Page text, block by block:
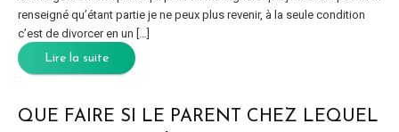
renseigné qu’étant partie je ne peux plus revenir, à la seule condition
c’est de divorcer en un […]
Lire la suite
QUE FAIRE SI LE PARENT CHEZ LEQUEL